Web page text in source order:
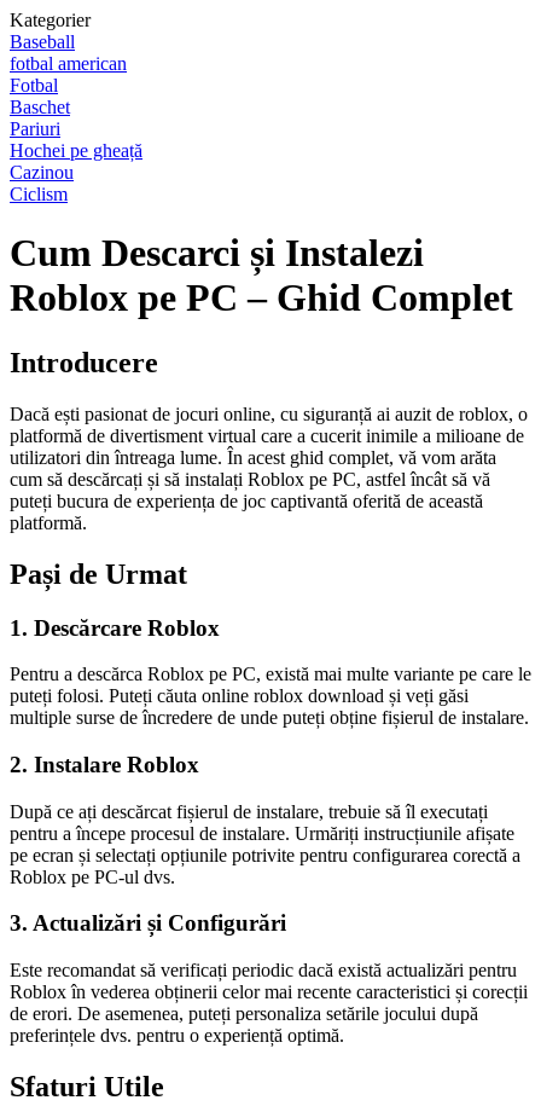
Kategorier
Baseball
fotbal american
Fotbal
Baschet
Pariuri
Hochei pe gheață
Cazinou
Ciclism
Cum Descarci și Instalezi
Roblox pe PC – Ghid Complet
Introducere
Dacă ești pasionat de jocuri online, cu siguranță ai auzit de roblox, o
platformă de divertisment virtual care a cucerit inimile a milioane de
utilizatori din întreaga lume. În acest ghid complet, vă vom arăta
cum să descărcați și să instalați Roblox pe PC, astfel încât să vă
puteți bucura de experiența de joc captivantă oferită de această
platformă.
Pași de Urmat
1. Descărcare Roblox
Pentru a descărca Roblox pe PC, există mai multe variante pe care le
puteți folosi. Puteți căuta online roblox download și veți găsi
multiple surse de încredere de unde puteți obține fișierul de instalare.
2. Instalare Roblox
După ce ați descărcat fișierul de instalare, trebuie să îl executați
pentru a începe procesul de instalare. Urmăriți instrucțiunile afișate
pe ecran și selectați opțiunile potrivite pentru configurarea corectă a
Roblox pe PC-ul dvs.
3. Actualizări și Configurări
Este recomandat să verificați periodic dacă există actualizări pentru
Roblox în vederea obținerii celor mai recente caracteristici și corecții
de erori. De asemenea, puteți personaliza setările jocului după
preferințele dvs. pentru o experiență optimă.
Sfaturi Utile